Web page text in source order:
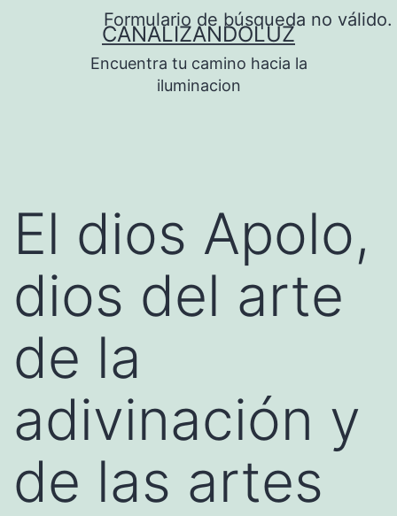
Formulario de búsqueda no válido.
CANALIZANDOLUZ
Encuentra tu camino hacia la
iluminacion
El dios Apolo,
dios del arte
de la
adivinación y
de las artes